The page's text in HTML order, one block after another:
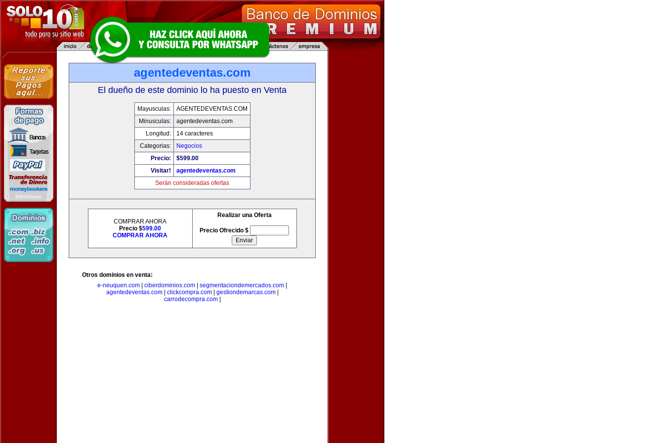
agentedeventas.com
El dueño de este dominio lo ha puesto en Venta
Mayusculas:
AGENTEDEVENTAS.COM
Minusculas:
agentedeventas.com
Longitud:
14 caracteres
Categorias:
Negocios
Precio:
$599.00
Visitar!
agentedeventas.com
Serán consideradas ofertas
COMPRAR AHORA
Precio $599.00
COMPRAR AHORA
Realizar una Oferta
Precio Ofrecido $
Otros dominios en venta:
e-neuquen.com
ciberdominios.com segmentaciondemercados.com
agentedeventas.com| clickcompra.com| gestiondemarcas.com|
carrodecompra.com|